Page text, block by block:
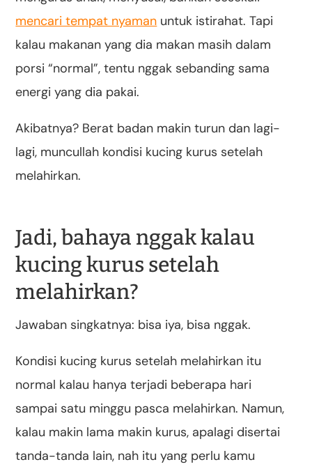
mencari tempat nyaman untuk istirahat. Tapi
kalau makanan yang dia makan masih dalam
porsi “normal”, tentu nggak sebanding sama
energi yang dia pakai.
Akibatnya? Berat badan makin turun dan lagi-
lagi, muncullah kondisi kucing kurus setelah
melahirkan.
Jadi, bahaya nggak kalau
kucing kurus setelah
melahirkan?
Jawaban singkatnya: bisa iya, bisa nggak.
Kondisi kucing kurus setelah melahirkan itu
normal kalau hanya terjadi beberapa hari
sampai satu minggu pasca melahirkan. Namun,
kalau makin lama makin kurus, apalagi disertai
tanda-tanda lain, nah itu yang perlu kamu